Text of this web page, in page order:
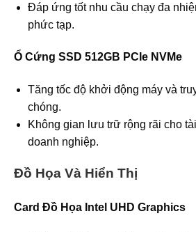
Đáp ứng tốt nhu cầu chạy đa
phức tạp.
Ổ Cứng SSD 512GB PCIe NVMe
Tăng tốc độ khởi động máy và
chóng.
Không gian lưu trữ rộng rãi cho
doanh nghiệp.
Đồ Họa Và Hiển Thị
Card Đồ Họa Intel UHD Graphics